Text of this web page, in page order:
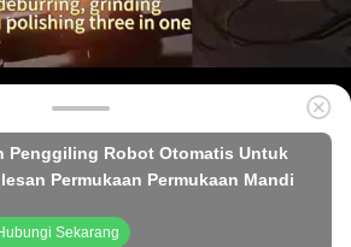
Penggiling Robot Otomatis Untuk
Permukaan Permukaan Mandi
Sekarang